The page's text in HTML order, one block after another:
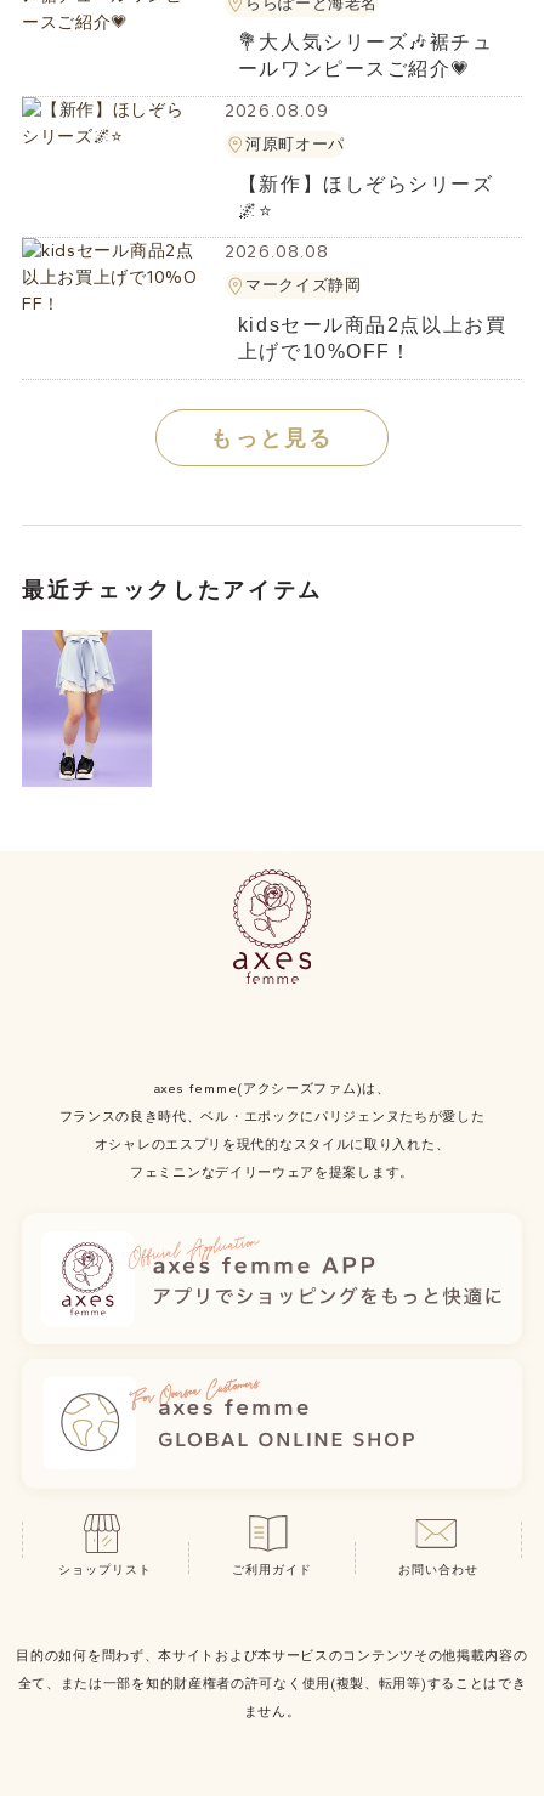
💐大人気シリーズ🎶裾チュ
ールワンピースご紹介💗
2026.08.09
河原町オーパ
【新作】ほしぞらシリーズ
🌌⭐
2026.08.08
マークイズ静岡
kidsセール商品2点以上お買
上げで10%OFF！
もっと見る
最近チェックしたアイテム
axes femme(アクシーズファム)は、
フランスの良き時代、ベル・エポックにパリジェンヌたちが愛した
オシャレのエスプリを現代的なスタイルに取り入れた、
フェミニンなデイリーウェアを提案します。
ショップリスト ご利用ガイド お問い合わせ
目的の如何を問わず、本サイトおよび本サービスのコンテンツその他掲載内容の
全て、または一部を知的財産権者の許可なく使用(複製、転用等)することはでき
ません。